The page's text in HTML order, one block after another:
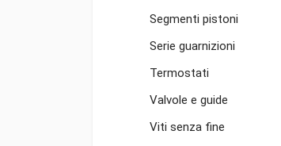
Segmenti pistoni
Serie guarnizioni
Termostati
Valvole e guide
Viti senza fine